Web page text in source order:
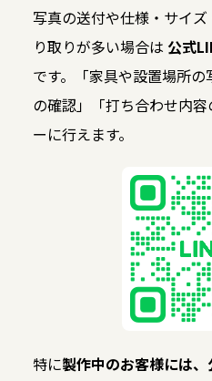
写真の送付や仕様・サイ
り取りが多い場合は 公式
です。「家具や設置場所
の確認」「打ち合わせ内
ーに行えます。
特に製作中のお客様には